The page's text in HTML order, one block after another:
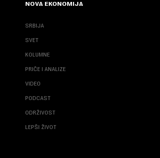
NOVA EKONOMIJA
SRBIJA
SVET
KOLUMNE
PRIČE I ANALIZE
VIDEO
PODCAST
ODRŽIVOST
LEPŠI ŽIVOT